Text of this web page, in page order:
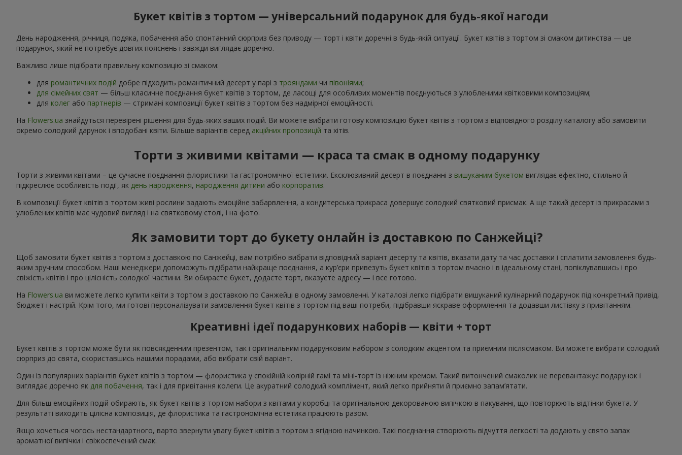
Букет квітів з тортом — універсальний подарунок для будь-якої нагоди
День народження, річниця, подяка, побачення або спонтанний сюрприз без приводу — торт і квіти доречні в будь-якій ситуації. Букет квітів з тортом зі смаком дитинства — це
подарунок, який не потребує довгих пояснень і завжди виглядає доречно.
Важливо лише підібрати правильну композицію зі смаком:
для романтичних подій добре підходить романтичний десерт у парі з трояндами чи півоніями;
для сімейних свят — більш класичне поєднання букет квітів з тортом, де ласощі для особливих моментів поєднуються з улюбленими квітковими композиціям;
для колег або партнерів — стримані композиції букет квітів з тортом без надмірної емоційності.
На Flowers.ua знайдуться перевірені рішення для будь-яких ваших подій. Ви можете вибрати готову композицію букет квітів з тортом з відповідного розділу каталогу або замовити
окремо солодкий дарунок і вподобані квіти. Більше варіантів серед акційних пропозицій та хітів.
Торти з живими квітами — краса та смак в одному подарунку
Торти з живими квітами – це сучасне поєднання флористики та гастрономічної естетики. Ексклюзивний десерт в поєднанні з вишуканим букетом виглядає ефектно, стильно й
підкреслює особливість події, як день народження, народження дитини або корпоратив.
В композиції букет квітів з тортом живі рослини задають емоційне забарвлення, а кондитерська прикраса довершує солодкий святковий присмак. А ще такий десерт із прикрасами з
улюблених квітів має чудовий вигляд і на святковому столі, і на фото.
Як замовити торт до букету онлайн із доставкою по Санжейці?
Щоб замовити букет квітів з тортом з доставкою по Санжейці, вам потрібно вибрати відповідний варіант десерту та квітів, вказати дату та час доставки і сплатити замовлення будь-
яким зручним способом. Наші менеджери допоможуть підібрати найкраще поєднання, а кур’єри привезуть букет квітів з тортом вчасно і в ідеальному стані, попіклувавшись і про
свіжість квітів і про цілісність солодкої частини. Ви обираєте букет, додаєте торт, вказуєте адресу — і все готово.
На Flowers.ua ви можете легко купити квіти з тортом з доставкою по Санжейці в одному замовленні. У каталозі легко підібрати вишуканий кулінарний подарунок під конкретний привід,
бюджет і настрій. Крім того, ми готові персоналізувати замовлення букет квітів з тортом під ваші потреби, підібравши яскраве оформлення та додавши листівку з привітанням.
Креативні ідеї подарункових наборів — квіти + торт
Букет квітів з тортом може бути як повсякденним презентом, так і оригінальним подарунковим набором з солодким акцентом та приємним післясмаком. Ви можете вибрати солодкий
сюрприз до свята, скориставшись нашими порадами, або вибрати свій варіант.
Один із популярних варіантів букет квітів з тортом — флористика у спокійній колірній гамі та міні-торт із ніжним кремом. Такий витончений смаколик не перевантажує подарунок і
виглядає доречно як для побачення, так і для привітання колеги. Це акуратний солодкий комплімент, який легко прийняти й приємно запам’ятати.
Для більш емоційних подій обирають, як букет квітів з тортом набори з квітами у коробці та оригінальною декорованою випічкою в пакуванні, що повторюють відтінки букета. У
результаті виходить цілісна композиція, де флористика та гастрономічна естетика працюють разом.
Якщо хочеться чогось нестандартного, варто звернути увагу букет квітів з тортом з ягідною начинкою. Такі поєднання створюють відчуття легкості та додають у свято запах
ароматної випічки і свіжоспечений смак.